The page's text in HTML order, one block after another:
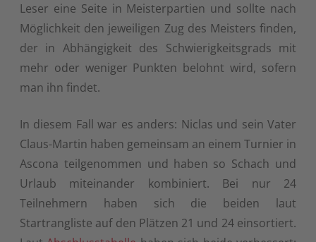
Leser eine Seite in Meisterpartien und sollte nach
Möglichkeit den jeweiligen Zug des Meisters finden,
der in Abhängigkeit des Schwierigkeitsgrads mit
mehr oder weniger Punkten belohnt wird, sofern
man ihn findet.
In diesem Fall war es anders: Niclas und sein Vater
Claus-Martin haben gemeinsam an einem Turnier in
Ascona teilgenommen und haben so Schach und
Urlaub miteinander kombiniert. Bei nur 24
Teilnehmern haben sich die beiden laut
Startrangliste auf den Plätzen 21 und 24 einsortiert.